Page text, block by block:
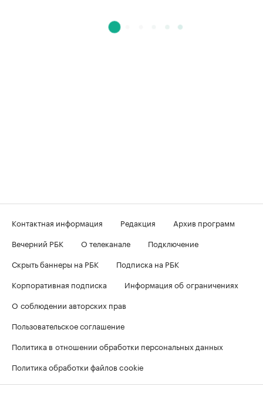
Контактная информация Редакция
Архив программ
Вечерний РБК
О телеканале
Подключение
Скрыть баннеры на РБК
Подписка на РБК
Корпоративная подписка
Информация об ограничениях
О соблюдении авторских прав
Пользовательское соглашение
Политика в отношении обработки персональных данных
Политика обработки файлов cookie